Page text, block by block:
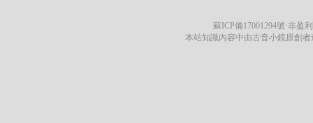
蘇ICP備17001294號·非盈
本站知識內容中由古音小鏡原創